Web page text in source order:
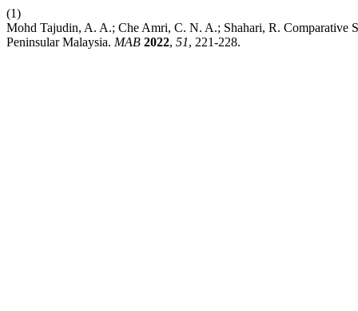
(1)
Mohd Tajudin, A. A.; Che Amri, C. N. A.; Shahari, R. Comparative
Peninsular Malaysia. MAB 2022, 51, 221-228.